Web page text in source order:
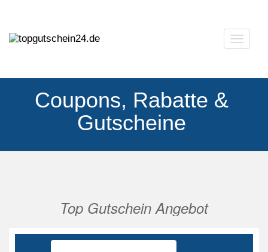
Coupons, Rabatte &
Gutscheine
Top Gutschein Angebot
Vorherige